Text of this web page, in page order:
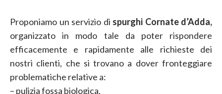
Proponiamo un servizio di spurghi Cornate d’Adda,
organizzato in modo tale da poter rispondere
efficacemente e rapidamente alle richieste dei
nostri clienti, che si trovano a dover fronteggiare
problematiche relative a:
– pulizia fossa biologica,